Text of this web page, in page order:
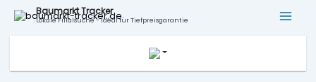
Baumarkt Tracker
Lokale Filialsuche - ideal für Tiefpreisgarantie